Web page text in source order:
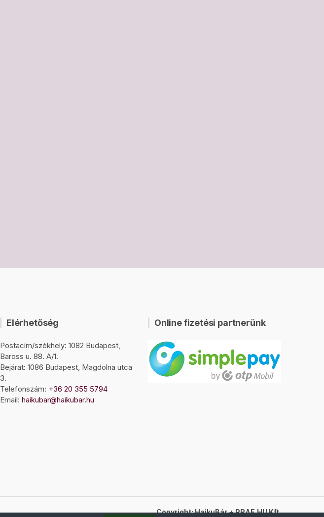
Elérhetőség
Postacím/székhely: 1082 Budapest,
Baross u. 88. A/1.
Bejárat: 1086 Budapest, Magdolna utca
3.
Telefonszám: +36 20 355 5794
Email: haikubar@haikubar.hu
Online fizetési partnerünk
Copyright: HaikuBár + PRAE.HU Kft.